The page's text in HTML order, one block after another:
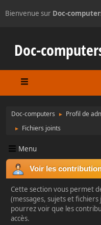
Bienvenue sur Doc-
Doc-
Doc-computers ► Profil de
► Fichiers joints
Menu
Voir les
Cette section vous permet
(messages, sujets et
pourrez voir que les
accès.